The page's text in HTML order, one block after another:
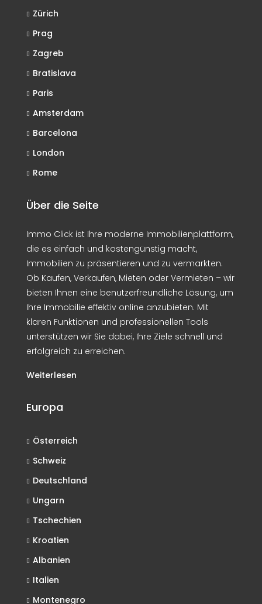
Zürich
Prag
Zagreb
Bratislava
Paris
Amsterdam
Barcelona
London
Rome
Über die Seite
Immo Click ist Ihre moderne Immobilienplattform,
die es einfach und kostengünstig macht,
Immobilien zu präsentieren und zu vermarkten.
Ob Kaufen, Verkaufen, Mieten oder Vermieten – wir
bieten Ihnen eine benutzerfreundliche Lösung, um
Ihre Immobilie effektiv online anzubieten. Mit
klaren Funktionen und professionellen Tools
unterstützen wir Sie dabei, Ihre Ziele schnell und
erfolgreich zu erreichen.
Weiterlesen
Europa
Österreich
Schweiz
Deutschland
Ungarn
Tschechien
Kroatien
Albanien
Italien
Montenegro